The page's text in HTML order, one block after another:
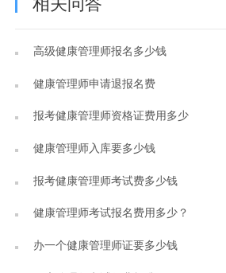
相关问答
高级健康管理师报名多少钱
健康管理师申请退报名费
报考健康管理师资格证费用多少
健康管理师入库要多少钱
报考健康管理师考试费多少钱
健康管理师考试报名费用多少？
办一个健康管理师证要多少钱